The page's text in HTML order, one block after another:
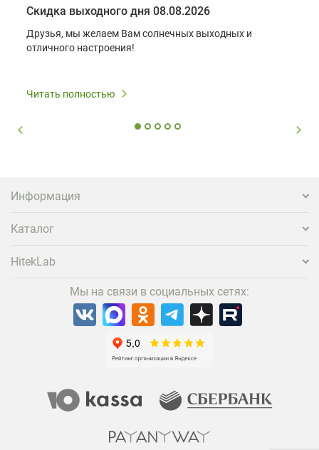
Скидка выходного дня 08.08.2026
Друзья, мы желаем Вам солнечных выходных и
отличного настроения!
Читать полностью
Информация
Каталог
HitekLab
Мы на связи в социальных сетях: